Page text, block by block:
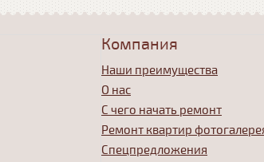
Компания
Наши преимущества
О нас
С чего начать ремонт
Ремонт квартир
Спецпредложения